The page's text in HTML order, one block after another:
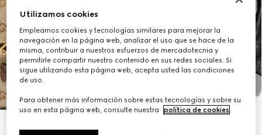
Utilizamos cookies
Empleamos cookies y tecnologías similares para mejorar la
navegación en la página web, analizar el uso que se hace de la
misma, contribuir a nuestros esfuerzos de mercadotecnia y
permitirle compartir nuestro contenido en sus redes sociales. Si
sigue utilizando esta página web, acepta usted las condiciones
de uso.
Para obtener más información sobre estas tecnologías y sobre su
uso en esta página web, consulte nuestra
política de cookies.